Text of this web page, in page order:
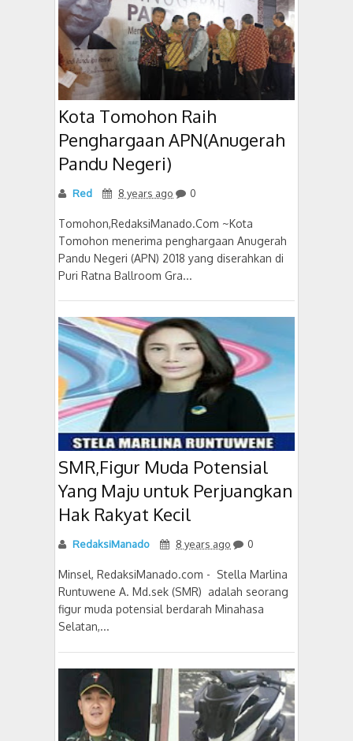
Kota Tomohon Raih
Penghargaan APN(Anugerah
Pandu Negeri)
Red 8 years ago 0
Tomohon,RedaksiManado.Com ~Kota
Tomohon menerima penghargaan Anugerah
Pandu Negeri (APN) 2018 yang diserahkan di
Puri Ratna Ballroom Gra...
SMR,Figur Muda Potensial
Yang Maju untuk Perjuangkan
Hak Rakyat Kecil
RedaksiManado 8 years ago 0
Minsel, RedaksiManado.com - Stella Marlina
Runtuwene A. Md.sek (SMR) adalah seorang
figur muda potensial berdarah Minahasa
Selatan,...